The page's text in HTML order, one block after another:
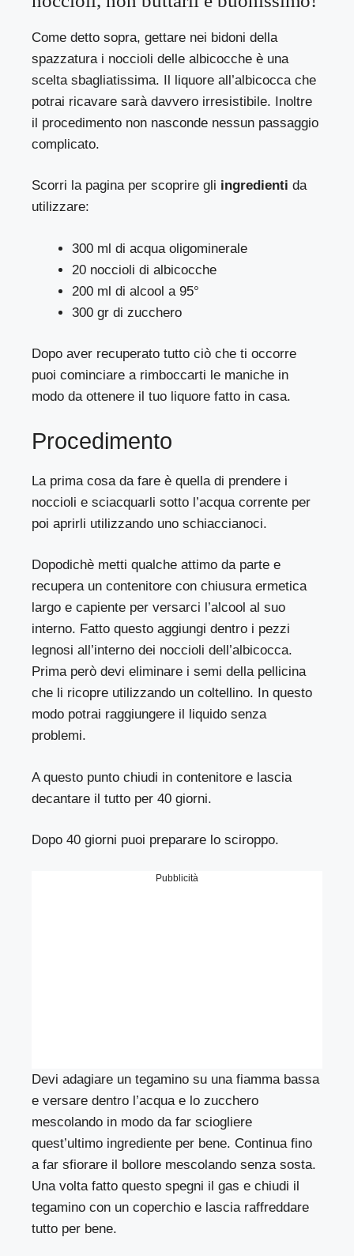
Come detto sopra, gettare nei bidoni della
spazzatura i noccioli delle albicocche è una
scelta sbagliatissima. Il liquore all’albicocca che
potrai ricavare sarà davvero irresistibile. Inoltre
il procedimento non nasconde nessun passaggio
complicato.
Scorri la pagina per scoprire gli ingredienti da
utilizzare:
300 ml di acqua oligominerale
20 noccioli di albicocche
200 ml di alcool a 95°
300 gr di zucchero
Dopo aver recuperato tutto ciò che ti occorre
puoi cominciare a rimboccarti le maniche in
modo da ottenere il tuo liquore fatto in casa.
Procedimento
La prima cosa da fare è quella di prendere i
noccioli e sciacquarli sotto l’acqua corrente per
poi aprirli utilizzando uno schiaccianoci.
Dopodichè metti qualche attimo da parte e
recupera un contenitore con chiusura ermetica
largo e capiente per versarci l’alcool al suo
interno. Fatto questo aggiungi dentro i pezzi
legnosi all’interno dei noccioli dell’albicocca.
Prima però devi eliminare i semi della pellicina
che li ricopre utilizzando un coltellino. In questo
modo potrai raggiungere il liquido senza
problemi.
A questo punto chiudi in contenitore e lascia
decantare il tutto per 40 giorni.
Dopo 40 giorni puoi preparare lo sciroppo.
Pubblicità
Devi adagiare un tegamino su una fiamma bassa
e versare dentro l’acqua e lo zucchero
mescolando in modo da far sciogliere
quest’ultimo ingrediente per bene. Continua fino
a far sfiorare il bollore mescolando senza sosta.
Una volta fatto questo spegni il gas e chiudi il
tegamino con un coperchio e lascia raffreddare
tutto per bene.